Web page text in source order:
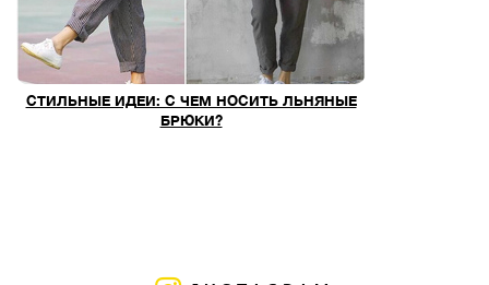
СТИЛЬНЫЕ ИДЕИ: С ЧЕМ НОСИТЬ ЛЬНЯНЫЕ
БРЮКИ?